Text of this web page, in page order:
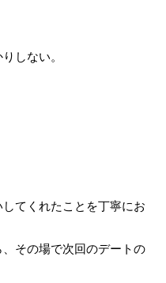
しない。
てくれたことを丁寧にお
その場で次回のデートの